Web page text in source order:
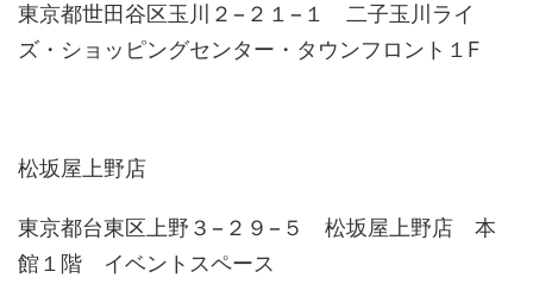
東京都世田谷区玉川２−２１−１ 二子玉川ライ
ズ・ショッピングセンター・タウンフロント１F
松坂屋上野店
東京都台東区上野３−２９−５ 松坂屋上野店 本
館１階 イベントスペース